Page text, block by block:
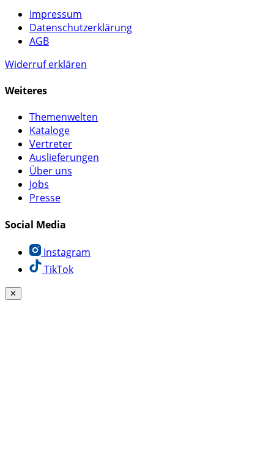
Impressum
Datenschutzerklärung
AGB
Widerruf erklären
Weiteres
Themenwelten
Kataloge
Vertreter
Auslieferungen
Über uns
Jobs
Presse
Social Media
Instagram
TikTok
✕